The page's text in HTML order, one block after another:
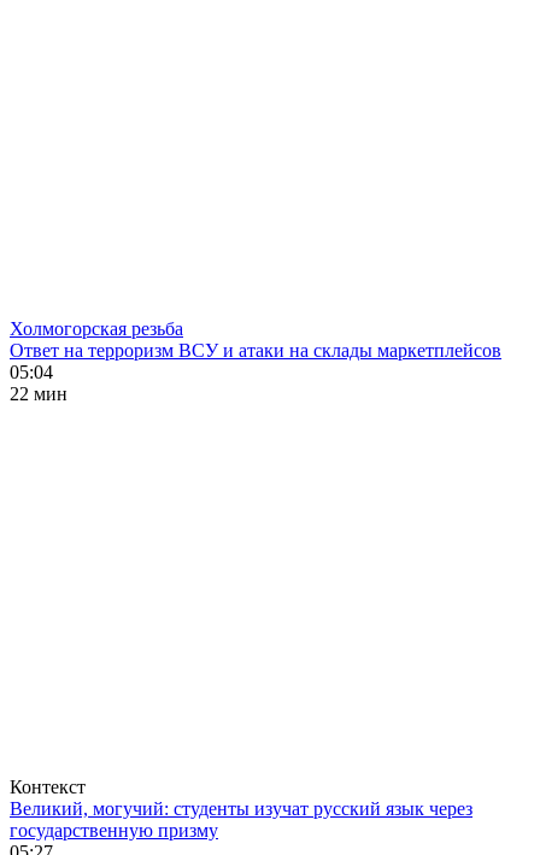
Холмогорская резьба
Ответ на терроризм ВСУ и атаки на склады маркетплейсов
05:04
22 мин
Контекст
Великий, могучий: студенты изучат русский язык через
государственную призму